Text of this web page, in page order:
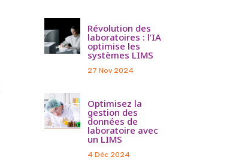
Révolution des
laboratoires : l’IA
optimise les
systèmes LIMS
27 Nov 2024
Optimisez la
gestion des
données de
laboratoire avec
un LIMS
4 Déc 2024